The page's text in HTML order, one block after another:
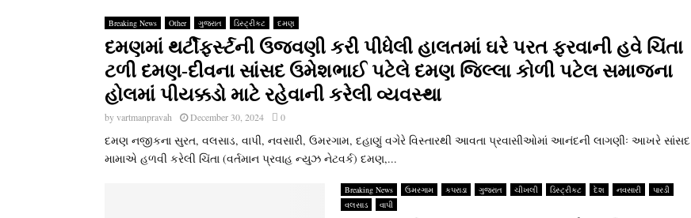
Breaking News Other ગુજરાત ડિસ્ટ્રીકટ દમણ
દમણમાં થર્ટીફર્સ્‍ટની ઉજવણી કરી પીધેલી હાલતમાં ઘરે પરત ફરવાની હવે ચિંતા
ટળી દમણ-દીવના સાંસદ ઉમેશભાઈ પટેલે દમણ જિલ્લા કોળી પટેલ સમાજના
હોલમાં પીયક્કડો માટે રહેવાની કરેલી વ્‍યવસ્‍થા
byvartmanpravah December 30, 2024 0
દમણ નજીકના સુરત, વલસાડ, વાપી, નવસારી, ઉમરગામ, દહાણું વગેરે વિસ્‍તારથી આવતા પ્રવાસીઓમાં આનંદની લાગણીઃ આખરે સાંસદ
મામાએ હળવી કરેલી ચિંતા (વર્તમાન પ્રવાહ ન્‍યુઝ નેટવર્ક) દમણ,...
Breaking News ઉમરગામ કપરાડા ગુજરાત ચીખલી ડિસ્ટ્રીકટ દેશ નવસારી
પારડી
વલસાડ
વાપી